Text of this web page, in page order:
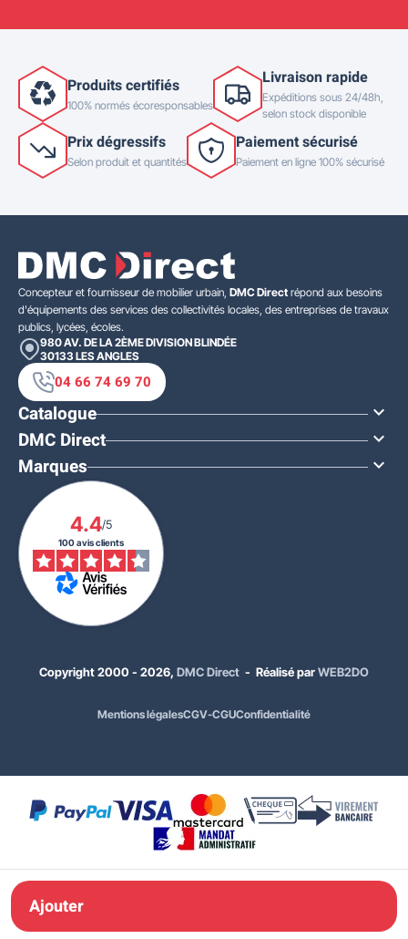
25,00 €HT
30,00 €
Choisissez votre lot :Lot de 50
Ajouter
Produits certifiés
100% normés écoresponsables
Livraison rapide
Expéditions sous 24/48h,
selon stock disponible
Prix dégressifs
Selon produit et quantités
Paiement sécurisé
Paiement en ligne 100% sécurisé
Concepteur et fournisseur de mobilier urbain, DMC Direct répond aux besoins
d'équipements des services des collectivités locales, des entreprises de travaux
publics, lycées, écoles.
980 AV. DE LA 2ÈME DIVISION BLINDÉE
30133 LES ANGLES
04 66 74 69 70
Catalogue 
DMC Direct 
Marques 
4.4/5
100 avis clients
Copyright 2000 - 2026, DMC Direct - Réalisé parWEB2DO
Mentions légalesCGV-CGUConfidentialité